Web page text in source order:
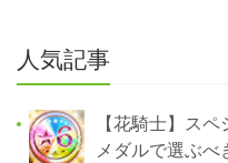
人気記事
【花騎士】ス
メダルで選ぶべ